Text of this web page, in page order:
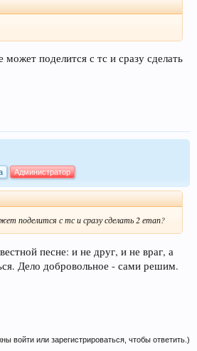
поделится с тс и сразу сделать
Администратор
поделится с тс и сразу сделать 2 етап?
песне: и не друг, и не враг, а
Дело добровольное - сами решим.
войти или зарегистрироваться, чтобы ответить.)